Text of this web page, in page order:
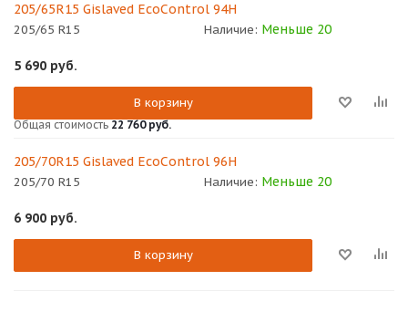
205/65R15 Gislaved EcoControl 94H
205/65 R15 Наличие: Меньше 20
5 690 руб.
В корзину
Общая стоимость 22 760 руб.
205/70R15 Gislaved EcoControl 96H
205/70 R15 Наличие: Меньше 20
6 900 руб.
В корзину